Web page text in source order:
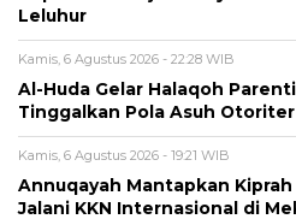
Leluhur
Kamis, 6 Agustus 2026 - 22:28 WIB
Al-Huda Gelar Halaqoh
Tinggalkan Pola Asuh Otoriter
Kamis, 6 Agustus 2026 - 19:21 WIB
Annuqayah Mantapkan Kiprah
Jalani KKN Internasional di